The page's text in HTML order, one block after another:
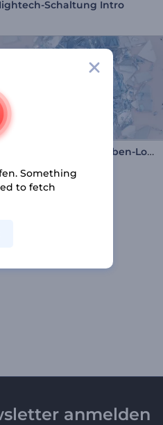
Schaltung Intro
Zerbrochene Glasscherben-Logo
anmelden
Something
to fetch